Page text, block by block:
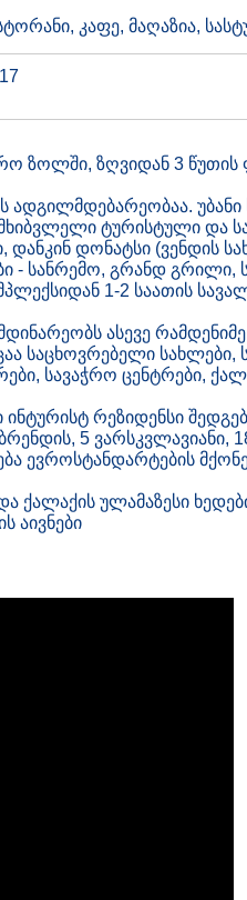
კაფე, მაღაზია,
ზოლში, ზღვიდან 3
ტურისტული და
დონატსი (ვენდის
- სანრემო, გრანდ გრილი,
1-2 საათის
ასევე
საცხოვრებელი სახლები,
სავაჭრო ცენტრები,
რეზიდენსი
5 ვარსკვლავიანი,
ევროსტანდარტების
ქალაქის ულამაზესი
აივნები